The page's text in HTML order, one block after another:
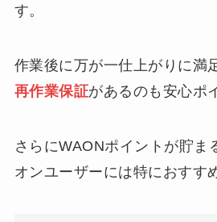
す。
作業後に万が一仕上がりに満
再作業保証があるのも安心ポ
さらにWAONポイントが貯ま
オンユーザーには特におすす